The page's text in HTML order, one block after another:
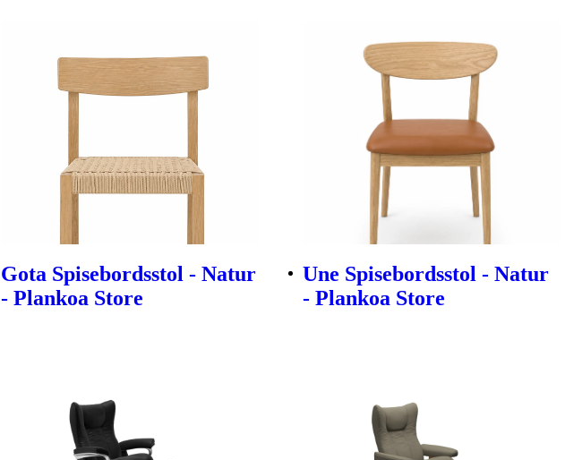
Gota Spisebordsstol - Natur
- Plankoa Store
Une Spisebordsstol - Natur
- Plankoa Store